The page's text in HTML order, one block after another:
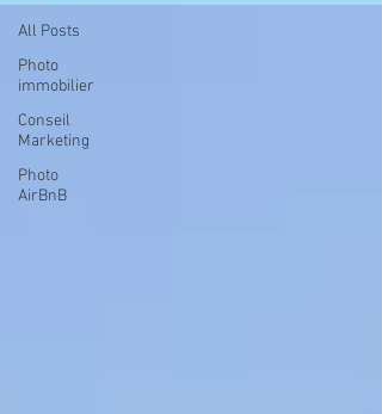
All Posts
Photo
immobilier
Conseil
Marketing
Photo
AirBnB